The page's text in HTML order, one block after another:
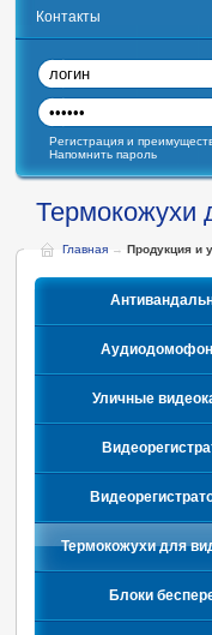
Контакты
Регистрация и
Напомнить пароль
Термокожухи
Главная → Продукция и
Уличные
Термокожухи для
Блоки